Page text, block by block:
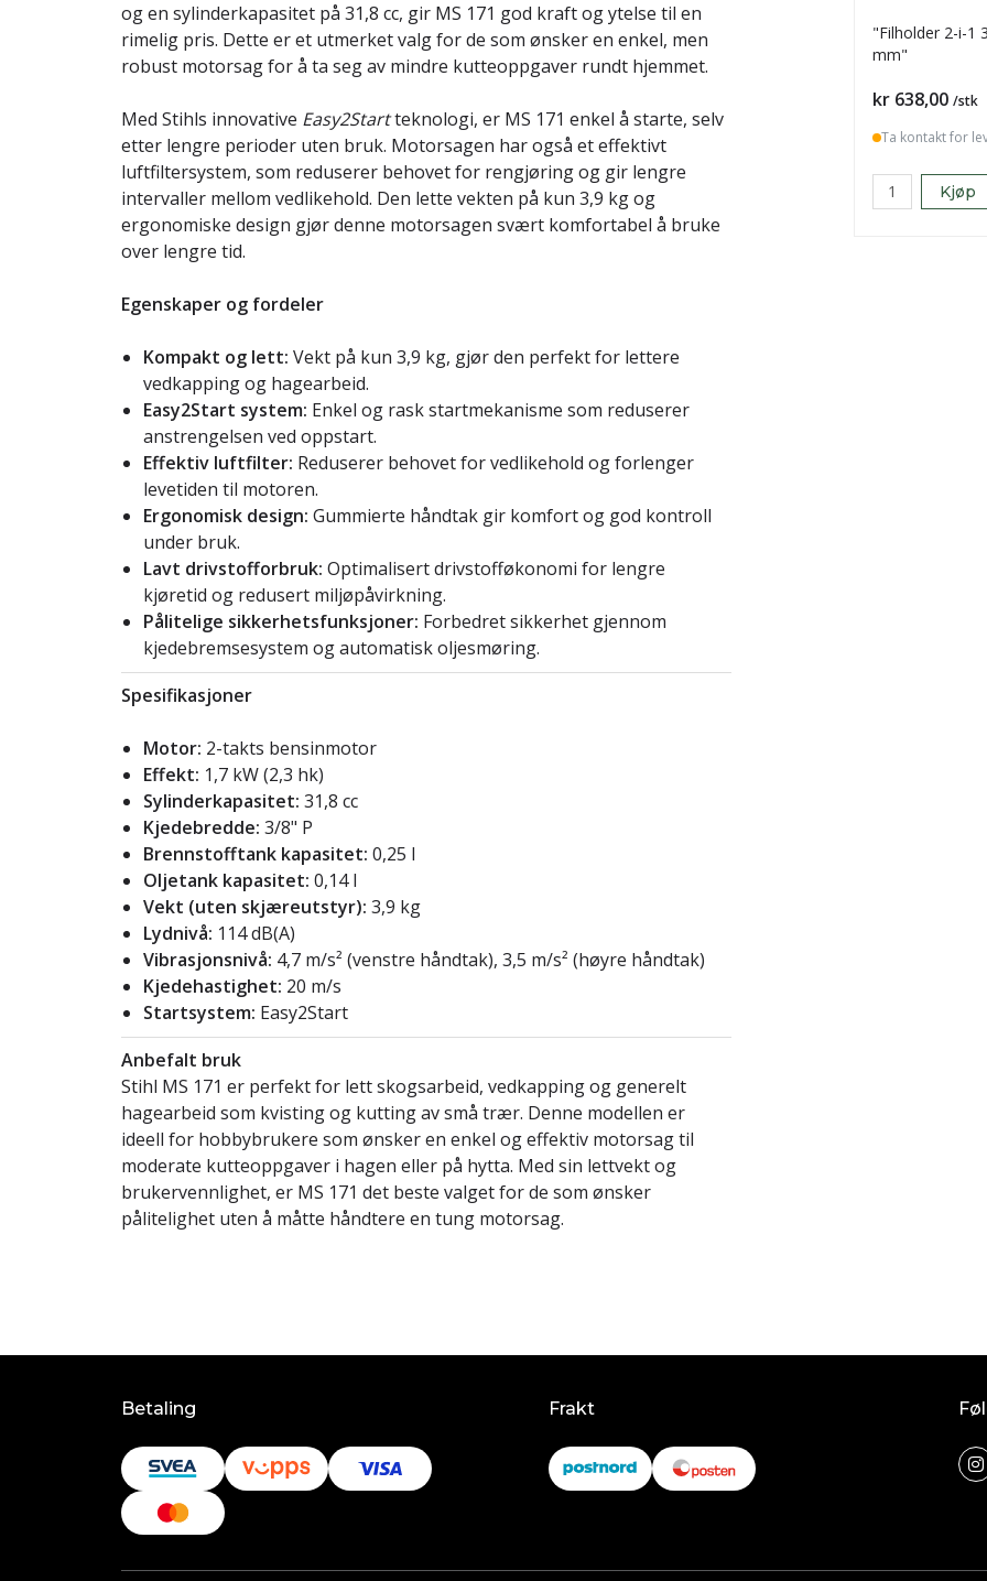
og en sylinderkapasitet på 31,8 cc, gir MS 171 god kraft og ytelse til en
rimelig pris. Dette er et utmerket valg for de som ønsker en enkel, men
robust motorsag for å ta seg av mindre kutteoppgaver rundt hjemmet.
Med Stihls innovative Easy2Startteknologi, er MS 171 enkel å starte, selv
etter lengre perioder uten bruk. Motorsagen har også et effektivt
luftfiltersystem, som reduserer behovet for rengjøring og gir lengre
intervaller mellom vedlikehold. Den lette vekten på kun 3,9 kg og
ergonomiske design gjør denne motorsagen svært komfortabel å bruke
over lengre tid.
Egenskaper og fordeler
Kompakt og lett: Vekt på kun 3,9 kg, gjør den perfekt for lettere
vedkapping og hagearbeid.
Easy2Start system: Enkel og rask startmekanisme som reduserer
anstrengelsen ved oppstart.
Effektiv luftfilter: Reduserer behovet for vedlikehold og forlenger
levetiden til motoren.
Ergonomisk design: Gummierte håndtak gir komfort og god kontroll
under bruk.
Lavt drivstofforbruk: Optimalisert drivstofføkonomi for lengre
kjøretid og redusert miljøpåvirkning.
Pålitelige sikkerhetsfunksjoner: Forbedret sikkerhet gjennom
kjedebremsesystem og automatisk oljesmøring.
Spesifikasjoner
Motor: 2-takts bensinmotor
Effekt: 1,7 kW (2,3 hk)
Sylinderkapasitet: 31,8 cc
Kjedebredde: 3/8" P
Brennstofftank kapasitet: 0,25 l
Oljetank kapasitet: 0,14 l
Vekt (uten skjæreutstyr): 3,9 kg
Lydnivå: 114 dB(A)
Vibrasjonsnivå: 4,7 m/s² (venstre håndtak), 3,5 m/s² (høyre håndtak)
Kjedehastighet: 20 m/s
Startsystem: Easy2Start
Anbefalt bruk
Stihl MS 171 er perfekt for lett skogsarbeid, vedkapping og generelt
hagearbeid som kvisting og kutting av små trær. Denne modellen er
ideell for hobbybrukere som ønsker en enkel og effektiv motorsag til
moderate kutteoppgaver i hagen eller på hytta. Med sin lettvekt og
brukervennlighet, er MS 171 det beste valget for de som ønsker
pålitelighet uten å måtte håndtere en tung motorsag.
"Filholder 2-i-1
mm"
Pris
kr 638,00 /stk
Ta kontakt for
Kjøp
Betaling Frakt